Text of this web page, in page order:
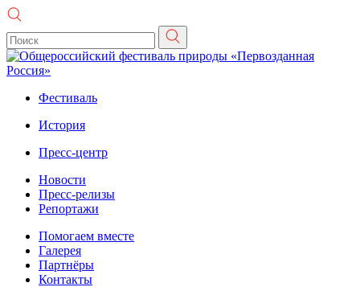
Фестиваль
История
Пресс-центр
Новости
Пресс-релизы
Репортажи
Помогаем вместе
Галерея
Партнёры
Контакты